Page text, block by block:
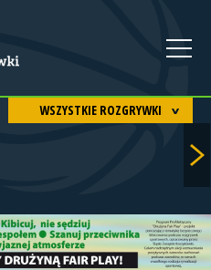
WSZYSTKIE ROZGRYWKI